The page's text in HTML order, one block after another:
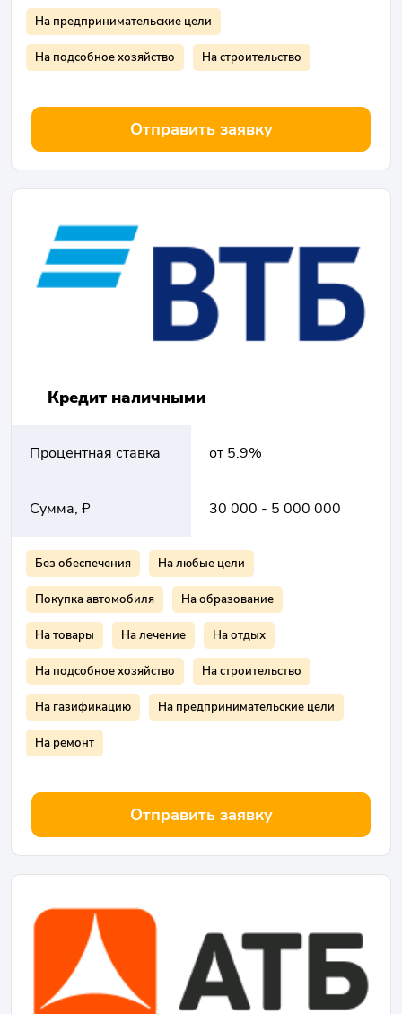
На предпринимательские цели
На подсобное хозяйство На строительство
Отправить заявку
Кредит наличными
Процентная ставка от 5.9%
Сумма, ₽ 30 000 - 5 000 000
Без обеспечения На любые цели
Покупка автомобиля На образование
На товары На лечение На отдых
На подсобное хозяйство На строительство
На газификацию На предпринимательские цели
На ремонт
Отправить заявку